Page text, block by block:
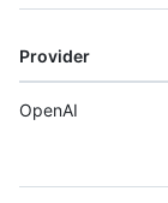
Provider
OpenAI